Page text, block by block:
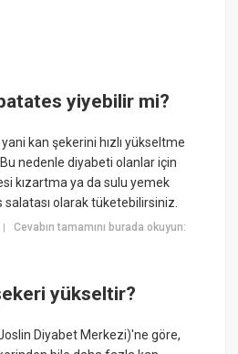
yiyebilir mi?
kan şekerini hızlı yükseltme
nedenle diyabeti olanlar için
kızartma ya da sulu yemek
olarak tüketebilirsiniz.
|Cevabın tamamını burada okuyun:
yükseltir?
Diyabet Merkezi)'ne göre,